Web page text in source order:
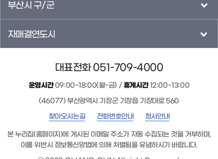
부산시 구/군
자매결연도시
대표전화 051-709-4000
운영시간09:00~18:00(월~금) /휴게시간12:00~13:00
(46077) 부산광역시 기장군 기장읍 기장대로 560
찾아오시는길
전화번호안내 청사안내
본 누리집(홈페이지)에 게시된 이메일 주소가 자동 수집되는 것을 거부하며,
이를 위반시 정보통신망법에 의해 처벌됨을 유념하시기 바랍니다.